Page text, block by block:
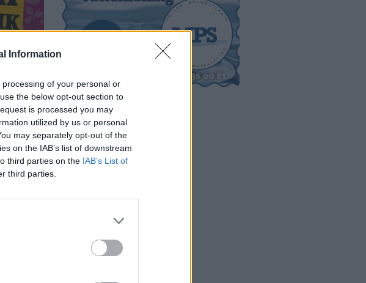
Information
of your personal or
the below opt-out section to
is processed you may
utilized by us or personal
may separately opt-out of the
on the IAB’s list of downstream
third parties on the IAB’s List of
third parties.